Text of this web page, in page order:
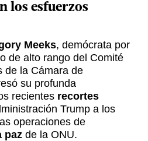
los esfuerzos
Meeks, demócrata por
de alto rango del Comité
de la Cámara de
su profunda
recientes recortes
Trump a los
operaciones de
paz de la ONU.